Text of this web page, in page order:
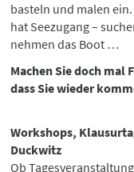
basteln und malen
hat Seezugang –
nehmen das Boot …
Machen Sie doch mal
dass Sie wieder
Workshops,
Duckwitz
Ob